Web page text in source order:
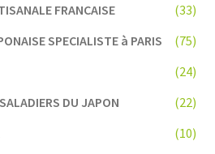
FRANCAISE
(33)
SPECIALISTE à PARIS
(75)
(24)
DU JAPON
(22)
(10)